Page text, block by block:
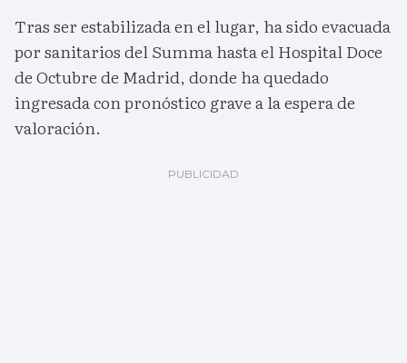
Tras ser estabilizada en el lugar, ha sido evacuada
por sanitarios del Summa hasta el Hospital Doce
de Octubre de Madrid, donde ha quedado
ingresada con pronóstico grave a la espera de
valoración.